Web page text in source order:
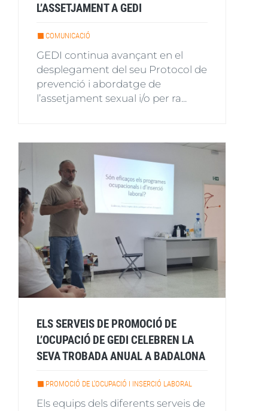
L’ASSETJAMENT A GEDI
COMUNICACIÓ
GEDI continua avançant en el
desplegament del seu Protocol de
prevenció i abordatge de
l’assetjament sexual i/o per ra...
ELS SERVEIS DE PROMOCIÓ DE
L’OCUPACIÓ DE GEDI CELEBREN LA
SEVA TROBADA ANUAL A BADALONA
PROMOCIÓ DE L'OCUPACIÓ I INSERCIÓ LABORAL
Els equips dels diferents serveis de